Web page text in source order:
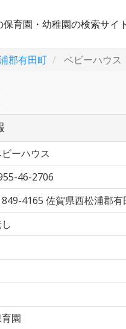
保育園・幼稚園の検索サイト
郡有田町 ベビーハウス
ーハウス
46-2706
849-4165 佐賀県西松浦郡
園